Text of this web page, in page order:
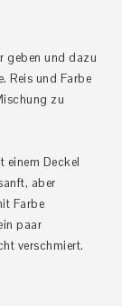
geben und dazu
Reis und Farbe
zu
einem Deckel
aber
Farbe
paar
verschmiert.